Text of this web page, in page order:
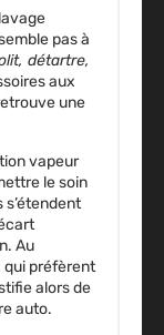
pas à
détartre,
aux
une
vapeur
le soin
s’étendent
. Au
qui préfèrent
alors de
auto.